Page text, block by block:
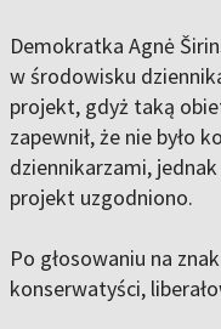
Demokratka Agnė
w środowisku
projekt, gdyż taką
zapewnił, że nie było
dziennikarzami, jednak
projekt uzgodniono.
Po głosowaniu na
konserwatyści,